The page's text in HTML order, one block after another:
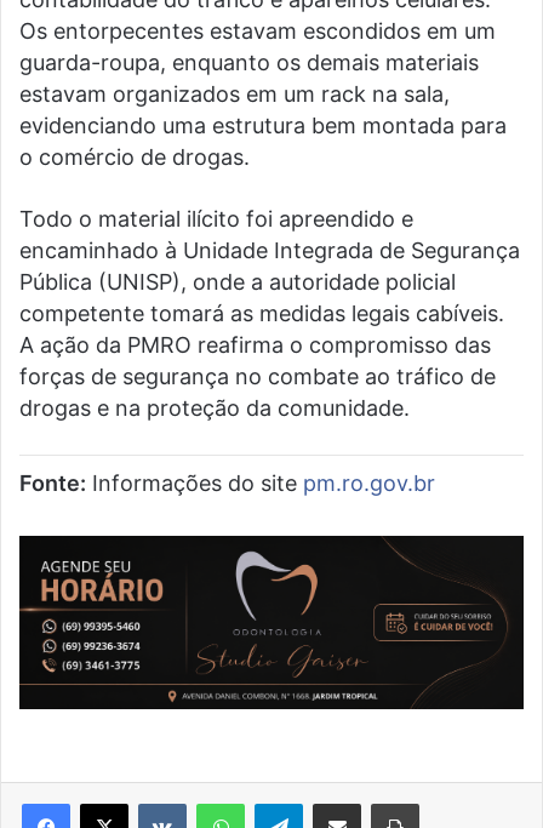
Os entorpecentes estavam escondidos em um
guarda-roupa, enquanto os demais materiais
estavam organizados em um rack na sala,
evidenciando uma estrutura bem montada para
o comércio de drogas.
Todo o material ilícito foi apreendido e
encaminhado à Unidade Integrada de Segurança
Pública (UNISP), onde a autoridade policial
competente tomará as medidas legais cabíveis.
A ação da PMRO reafirma o compromisso das
forças de segurança no combate ao tráfico de
drogas e na proteção da comunidade.
Fonte: Informações do site pm.ro.gov.br
VK WhatsAppTelegramCompartilhar via e-mail Imprimir